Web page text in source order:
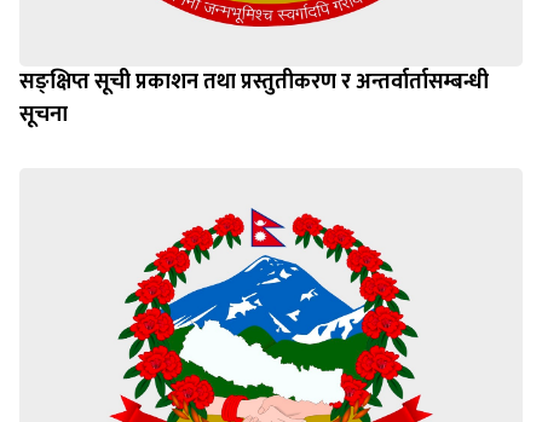
सङ्क्षिप्त सूची प्रकाशन तथा प्रस्तुतीकरण र अन्तर्वार्तासम्बन्धी
सूचना